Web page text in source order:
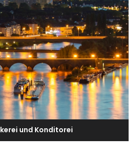
und Konditorei